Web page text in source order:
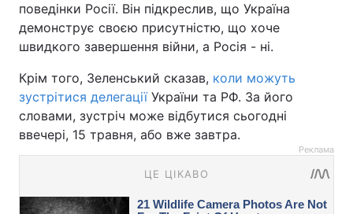
поведінки Росії. Він підкреслив, що Україна
демонструє своєю присутністю, що хоче
швидкого завершення війни, а Росія - ні.
Крім того, Зеленський сказав, коли можуть
зустрітися делегаціїУкраїни та РФ. За його
словами, зустріч може відбутися сьогодні
ввечері, 15 травня, або вже завтра.
Реклама